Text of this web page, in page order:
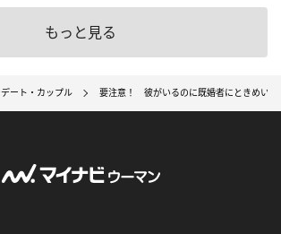
もっと見る
デート・カップル 要注意！ 彼がいるのに既婚者にときめいて